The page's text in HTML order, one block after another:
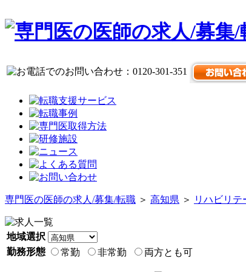
専門医の医師の求人/募集/転職 ＞ 高知県 ＞ リハビリテ
地域選択
勤務形態
常勤 非常勤 両方とも可